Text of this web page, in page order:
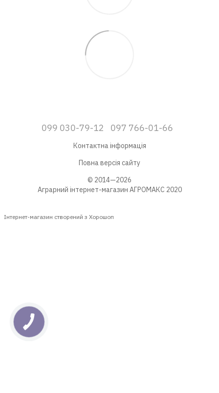
099 030-79-12 097 766-01-66
Контактна інформація
Повна версія сайту
© 2014—2026
Аграрний інтернет-магазин АГРОМАКС 2020
Інтернет-магазин створений з Хорошоп